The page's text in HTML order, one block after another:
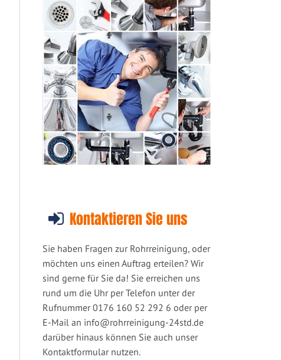
Kontaktieren Sie uns
Sie haben Fragen zur Rohrreinigung, oder
möchten uns einen Auftrag erteilen? Wir
sind gerne für Sie da! Sie erreichen uns
rund um die Uhr per Telefon unter der
Rufnummer 0176 160 52 292 6 oder per
E-Mail an info@rohrreinigung-24std.de
darüber hinaus können Sie auch unser
Kontaktformular nutzen.